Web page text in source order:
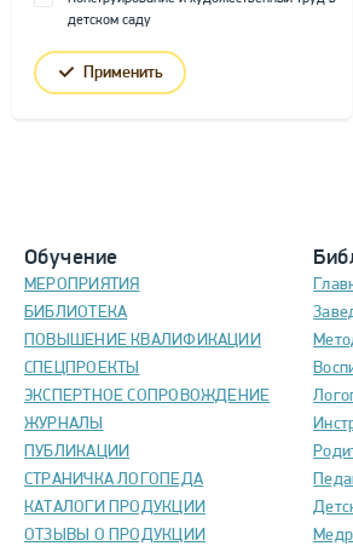
детском саду
Применить
Обучение
МЕРОПРИЯТИЯ
БИБЛИОТЕКА
ПОВЫШЕНИЕ КВАЛИФИКАЦИИ
СПЕЦПРОЕКТЫ
ЭКСПЕРТНОЕ СОПРОВОЖДЕНИЕ
ЖУРНАЛЫ
ПУБЛИКАЦИИ
СТРАНИЧКА ЛОГОПЕДА
КАТАЛОГИ ПРОДУКЦИИ
ОТЗЫВЫ О ПРОДУКЦИИ